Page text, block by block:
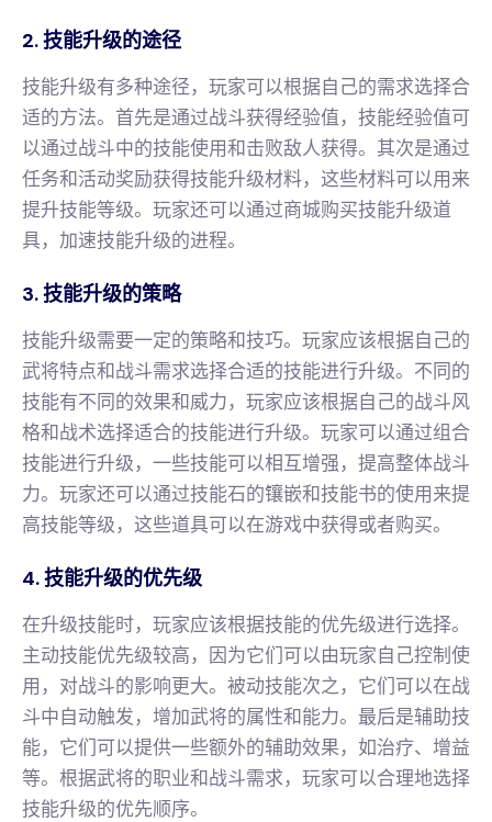
2. 技能升级的途径
技能升级有多种途径，玩家可以根据自己的需求选择合
适的方法。首先是通过战斗获得经验值，技能经验值可
以通过战斗中的技能使用和击败敌人获得。其次是通过
任务和活动奖励获得技能升级材料，这些材料可以用来
提升技能等级。玩家还可以通过商城购买技能升级道
具，加速技能升级的进程。
3. 技能升级的策略
技能升级需要一定的策略和技巧。玩家应该根据自己的
武将特点和战斗需求选择合适的技能进行升级。不同的
技能有不同的效果和威力，玩家应该根据自己的战斗风
格和战术选择适合的技能进行升级。玩家可以通过组合
技能进行升级，一些技能可以相互增强，提高整体战斗
力。玩家还可以通过技能石的镶嵌和技能书的使用来提
高技能等级，这些道具可以在游戏中获得或者购买。
4. 技能升级的优先级
在升级技能时，玩家应该根据技能的优先级进行选择。
主动技能优先级较高，因为它们可以由玩家自己控制使
用，对战斗的影响更大。被动技能次之，它们可以在战
斗中自动触发，增加武将的属性和能力。最后是辅助技
能，它们可以提供一些额外的辅助效果，如治疗、增益
等。根据武将的职业和战斗需求，玩家可以合理地选择
技能升级的优先顺序。